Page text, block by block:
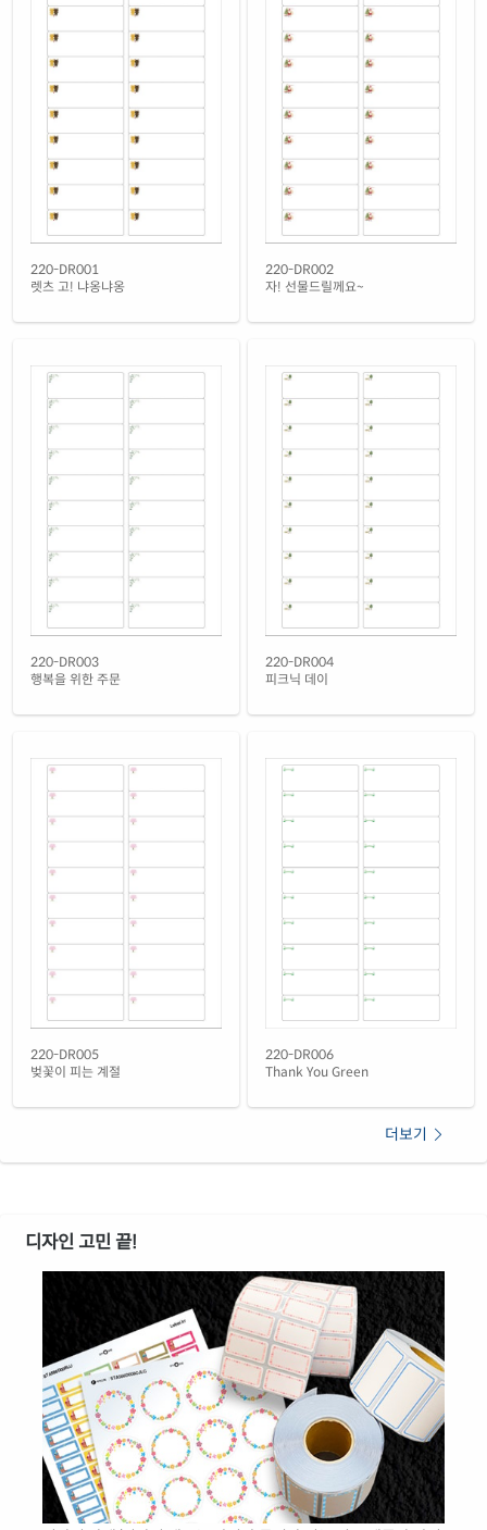
흰색 모조 잉크젯
CJ220-DV094
잉크젯 전용
CJ220WU-DV094
재질 설명
흰색 광택 방수 잉크젯
CJ220LU-DV094
CL220LG-DV094
흰색 광택 시치미 레이저
RV220LG-DV094
레이저 전용
흰색 무광 방수 레이저
투명(50μm) 방수 레이저
CL220LT-DV094
재질 설명
노란색 방수 레이저
220-DR001
렛츠 고! 냐옹냐옹
220-DR002
자! 선물드릴께요~
220-DR003
행복을 위한 주문
220-DR004
피크닉 데이
220-DR005
벚꽃이 피는 계절
220-DR006
Thank You Green
더보기
디자인 고민 끝!